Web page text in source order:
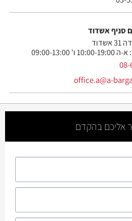
סניף אשדוד
13:00
08-
office.a@a-
אליכם בהקדם